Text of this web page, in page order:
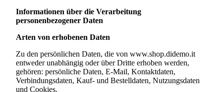
Informationen über die Verarbeitung
personenbezogener Daten
Arten von erhobenen Daten
Zu den persönlichen Daten, die von www.shop.didemo.it
entweder unabhängig oder über Dritte erhoben werden,
gehören: persönliche Daten, E-Mail, Kontaktdaten,
Verbindungsdaten, Kauf- und Bestelldaten, Nutzungsdaten
und Cookies.